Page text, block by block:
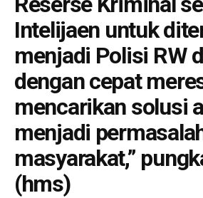
Intelijaen untuk
menjadi Polisi RW
dengan cepat
mencarikan solusi
menjadi
masyarakat,”
(hms)